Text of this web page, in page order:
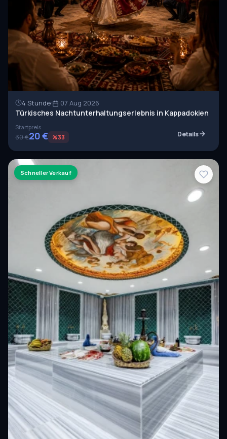
4 Stunde 07 Aug 2026
Türkisches Nachtunterhaltungserlebnis in Kappadokien
Startpreis
30 €20 € %33 Details
Schneller Verkauf